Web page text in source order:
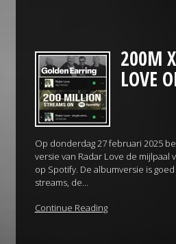
200M
LOVE
Op donderdag 27 februari 2025
versie van Radar Love de mijlpaal
op Spotify. De albumversie is
streams, de…
Continue Reading